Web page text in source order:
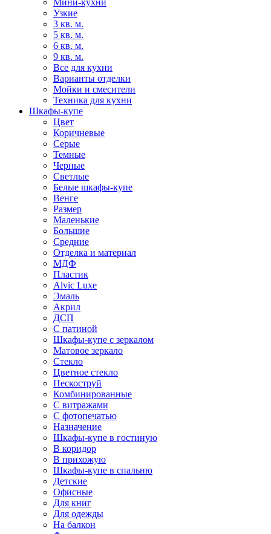
Мини-кухни
Узкие
3 кв. м.
5 кв. м.
6 кв. м.
9 кв. м.
Все для кухни
Варианты отделки
Мойки и смесители
Техника для кухни
Шкафы-купе
Цвет
Коричневые
Серые
Темные
Черные
Светлые
Белые шкафы-купе
Венге
Размер
Маленькие
Большие
Средние
Отделка и материал
МДФ
Пластик
Alvic Luxe
Эмаль
Акрил
ДСП
С патиной
Шкафы-купе с зеркалом
Матовое зеркало
Стекло
Цветное стекло
Пескоструй
Комбинированные
С витражами
С фотопечатью
Назначение
Шкафы-купе в гостиную
В коридор
В прихожую
Шкафы-купе в спальню
Детские
Офисные
Для книг
Для одежды
На балкон